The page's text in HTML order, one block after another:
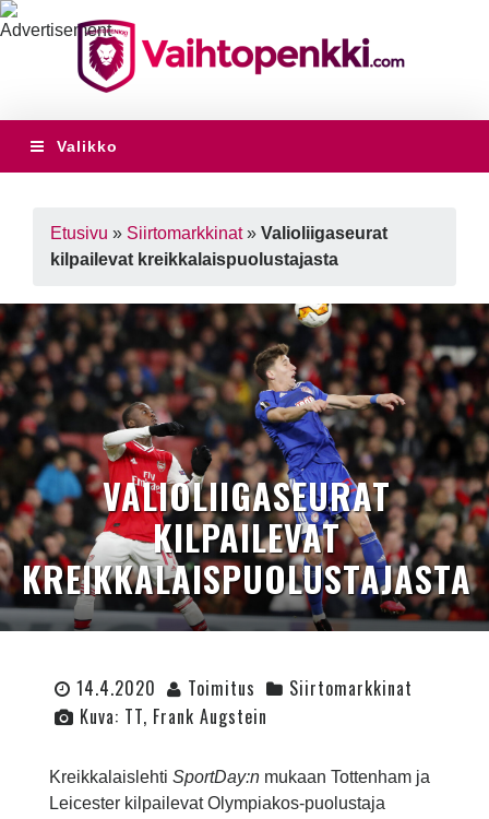
Valikko
Etusivu » Siirtomarkkinat» Valioliigaseurat
kilpailevat kreikkalaispuolustajasta
VALIOLIIGASEURAT
KILPAILEVAT
KREIKKALAISPUOLUSTAJASTA
14.4.2020 Toimitus
Siirtomarkkinat
Kuva: TT, Frank Augstein
Kreikkalaislehti SportDay:nmukaan Tottenham ja
Leicester kilpailevat Olympiakos-puolustaja